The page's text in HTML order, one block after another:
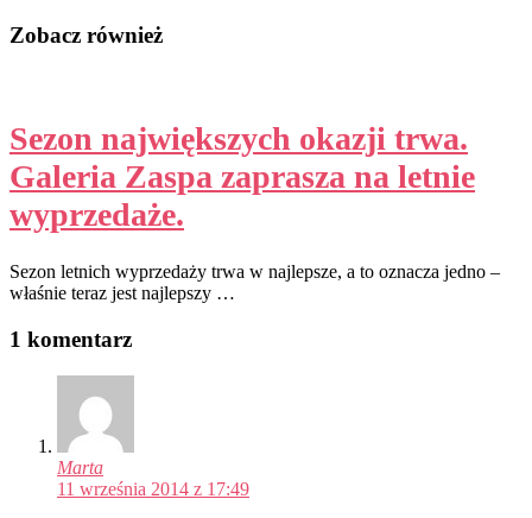
Zobacz również
Sezon największych okazji trwa.
Galeria Zaspa zaprasza na letnie
wyprzedaże.
Sezon letnich wyprzedaży trwa w najlepsze, a to oznacza jedno –
właśnie teraz jest najlepszy …
1 komentarz
Marta
11 września 2014 z 17:49